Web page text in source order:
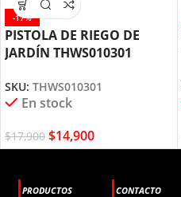
-17%
PISTOLA DE RIEGO DE
JARDÍN THWS010301
SKU: THWS010301
En stock
$17,900 $14,900
PRODUCTOS CONTACTO